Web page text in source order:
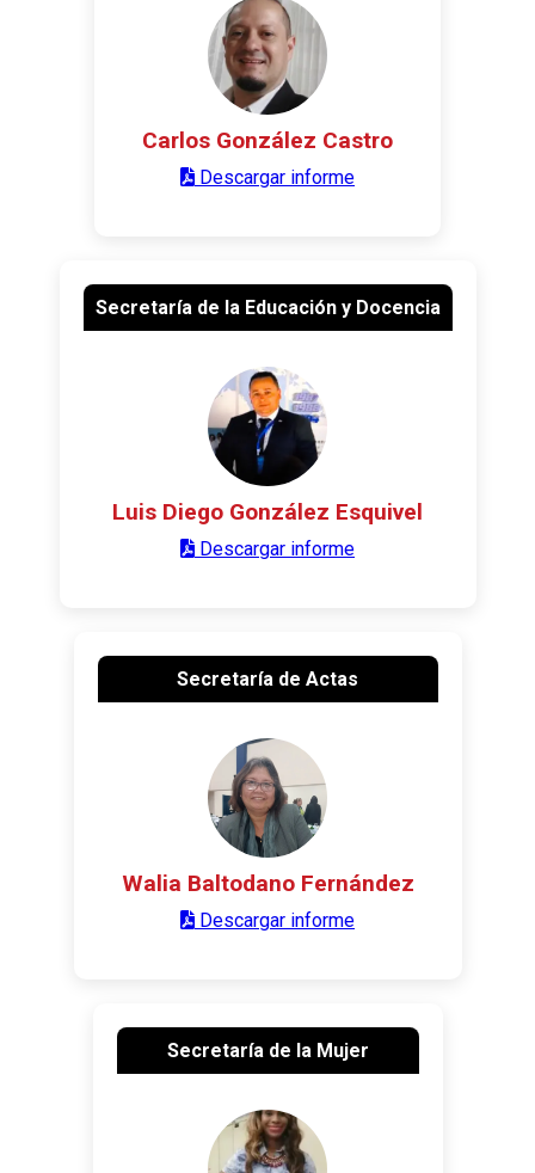
Carlos González Castro
Descargar informe
Secretaría de la Educación y Docencia
Luis Diego González Esquivel
Descargar informe
Secretaría de Actas
Walia Baltodano Fernández
Descargar informe
Secretaría de la Mujer